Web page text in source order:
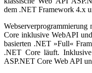
dem .NET Framework 4.x
Core inklusive WebAPI
basierten .NET »Full«
.NET Core läuft.
ASP.NET Core Web API